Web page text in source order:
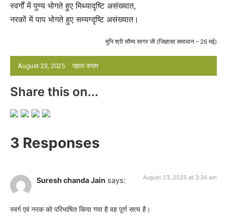
August 23, 2025 पहला कदम
स्वर्गों में पुण्य भोगते हुए मिथ्यादृष्टि असंख्यात,
नरकों में पाप भोगते हुए सम्यग्दृष्टि असंख्यात।
मुनि श्री सौम्य सागर जी (जिज्ञासा समाधान – 26 मई)
Share this on...
3 Responses
Suresh chanda Jain says: August 23, 2025 at 3:34 am
स्वर्ग एवं नरक को परिभाषित किया गया है वह पूर्ण सत्य है।